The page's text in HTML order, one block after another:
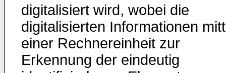
digitalisiert wird, wobei die
digitalisierten Informationen
einer Rechnereinheit zur
Erkennung der eindeutig